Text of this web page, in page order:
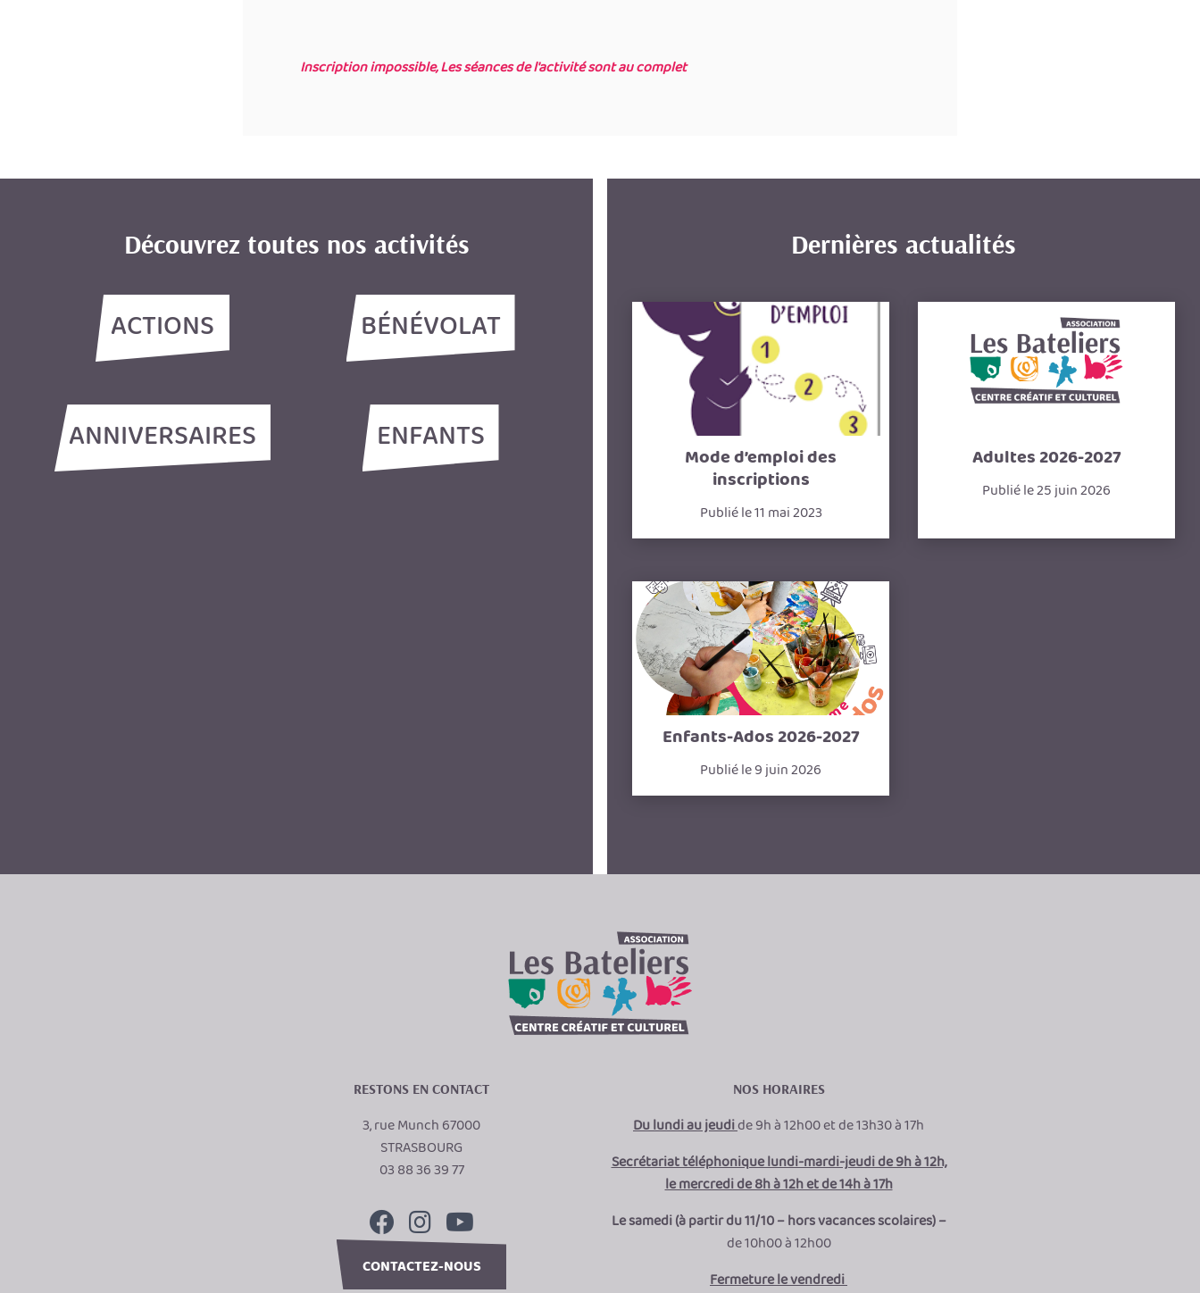
Inscription impossible, Les séances de l'activité sont au complet
Découvrez toutes nos activités
ACTIONS BÉNÉVOLAT
ANNIVERSAIRES ENFANTS
Dernières actualités
Mode d’emploi des
inscriptions
Publié le 11 mai 2023
Adultes 2026-2027
Publié le 25 juin 2026
Enfants-Ados 2026-2027
Publié le 9 juin 2026
RESTONS EN CONTACT
3, rue Munch 67000
STRASBOURG
03 88 36 39 77
CONTACTEZ-NOUS
NOS HORAIRES
Du lundi au jeudide 9h à 12h00 et de 13h30 à 17h
Secrétariat téléphonique lundi-mardi-jeudi de 9h à 12h,
le mercredi de 8h à 12h et de 14h à 17h
Le samedi (à partir du 11/10 – hors vacances scolaires) –
de 10h00 à 12h00
Fermeture le vendredi